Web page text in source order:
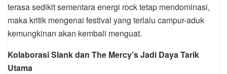
terasa sedikit sementara energi rock tetap mendominasi,
maka kritik mengenai festival yang terlalu campur-aduk
kemungkinan akan kembali menguat.
Kolaborasi Slank dan The Mercy’s Jadi Daya Tarik
Utama